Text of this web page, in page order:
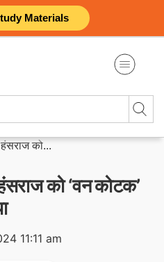
Materials
को...
को ‘वन कोटक’
11:11 am